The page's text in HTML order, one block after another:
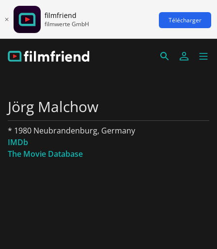
filmfriend
filmwerte GmbH Télécharger
Jörg Malchow
* 1980 Neubrandenburg, Germany
IMDb
The Movie Database